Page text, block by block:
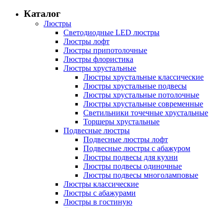
Каталог
Люстры
Светодиодные LED люстры
Люстры лофт
Люстры припотолочные
Люстры флористика
Люстры хрустальные
Люстры хрустальные классические
Люстры хрустальные подвесы
Люстры хрустальные потолочные
Люстры хрустальные современные
Светильники точечные хрустальные
Торшеры хрустальные
Подвесные люстры
Подвесные люстры лофт
Подвесные люстры с абажуром
Люстры подвесы для кухни
Люстры подвесы одиночные
Люстры подвесы многоламповые
Люстры классические
Люстры с абажурами
Люстры в гостиную